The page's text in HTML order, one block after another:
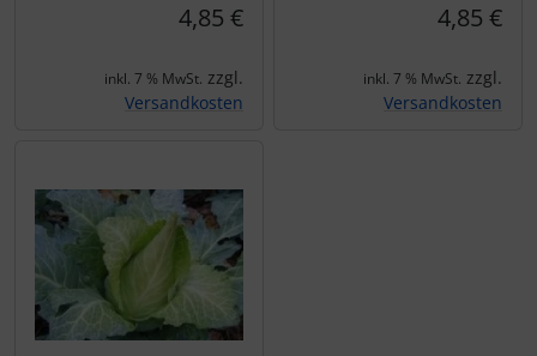
4,85 €
inkl. 7 % MwSt. zzgl.
Versandkosten
4,85 €
inkl. 7 % MwSt. zzgl.
Versandkosten